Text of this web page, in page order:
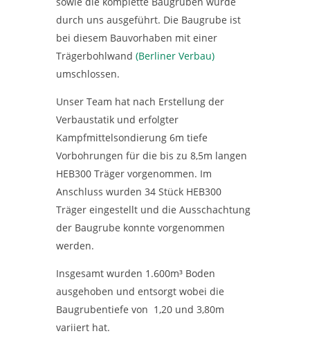
durch uns ausgeführt. Die Baugrube ist
bei diesem Bauvorhaben mit einer
Trägerbohlwand (Berliner Verbau)
umschlossen.
Unser Team hat nach Erstellung der
Verbaustatik und erfolgter
Kampfmittelsondierung 6m tiefe
Vorbohrungen für die bis zu 8,5m langen
HEB300 Träger vorgenommen. Im
Anschluss wurden 34 Stück HEB300
Träger eingestellt und die Ausschachtung
der Baugrube konnte vorgenommen
werden.
Insgesamt wurden 1.600m³ Boden
ausgehoben und entsorgt wobei die
Baugrubentiefe von 1,20 und 3,80m
variiert hat.